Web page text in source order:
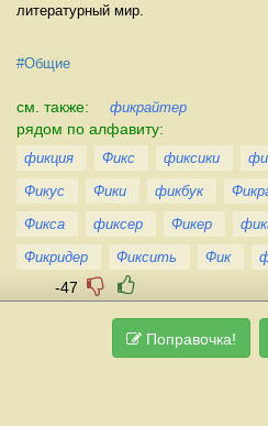
литературный мир.
#Общие
см. также: фикрайтер
рядом по алфавиту:
фикция Фикс фиксики
Фикус
Фики фикбук
Фикса
фиксер Фикер
Фикридер
Фиксить Фик
-47
Поправочка!